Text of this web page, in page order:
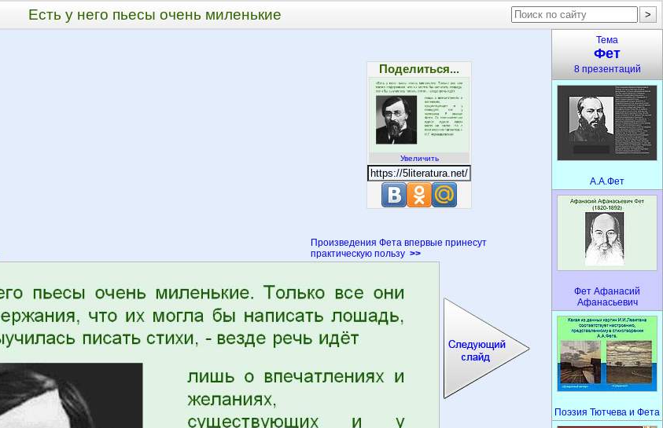
Есть у него пьесы очень миленькие
Поделиться...
Увеличить
Произведения Фета впервые принесут
практическую пользу >>
Тема
Фет
8 презентаций
А.А.Фет
Фет Афанасий
Афанасьевич
Поэзия Тютчева и Фета